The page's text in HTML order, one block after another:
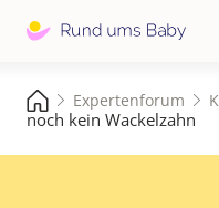
Expertenforum
noch kein Wackelzahn